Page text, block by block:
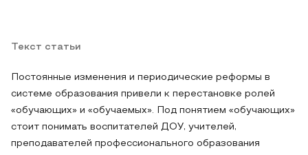
Текст статьи
Постоянные изменения и периодические реформы в
системе образования привели к перестановке ролей
«обучающих» и «обучаемых». Под понятием «обучающих»
стоит понимать воспитателей ДОУ, учителей,
преподавателей профессионального образования